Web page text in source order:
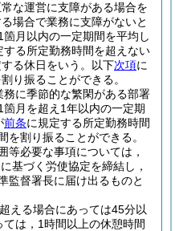
な運営に支障がある場合を
場合で業務に支障がないと
月以内の一定期間を平均し
する所定勤務時間を超えない
る休日をいう。以下次項に
り振ることができる。
に季節的な繁閑がある部署
月を超え1年以内の一定期
前条に規定する所定勤務時間
を割り振ることができる。
等必要な事項については，
基づく労使協定を締結し，
監督署長に届け出るものと
える場合にあっては45分以
ては，1時間以上の休憩時間